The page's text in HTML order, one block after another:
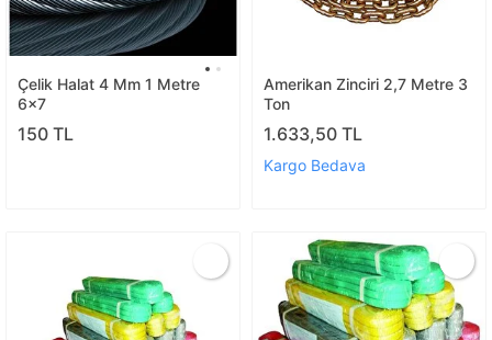
Çelik Halat 4 Mm 1 Metre
6x7
150 TL
Amerikan Zinciri 2,7 Metre 3
Ton
1.633,50 TL
Kargo Bedava